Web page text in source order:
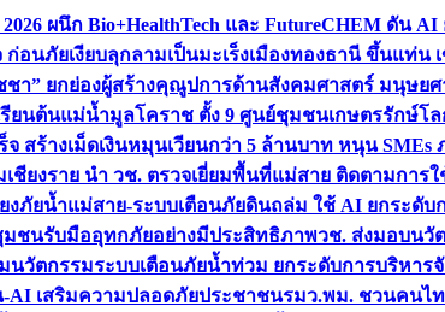
ผนึก Bio+HealthTech และ FutureCHEM ดัน
อนภัยเงียบลุกลามเป็นมะเร็งเมืองทองธานี ขึ้นแท่น
ชา” ยกย่องผู้สร้างคุณูปการด้านสังคมศาสตร์ มนุษ
ยนต้นแม่น้ำมูลโคราช ตั้ง 9 ศูนย์ชุมชนเกษตรรักษ์โ
สร้างเม็ดเงินหมุนเวียนกว่า 5 ล้านบาท หนุน SMEs
เชียงราย นำ วช. ตรวจเยี่ยมพื้นที่แม่สาย ติดตามกา
งภัยน้ำแม่สาย-ระบบเตือนภัยดินถล่ม ใช้ AI ยกระดั
มชนรับมืออุทกภัยอย่างมีประสิทธิภาพวช. ส่งมอบนวัต
นวัตกรรมระบบเตือนภัยน้ำท่วม ยกระดับการบริหา
AI เสริมความปลอดภัยประชาชนรมว.พม. ชวนคนไท